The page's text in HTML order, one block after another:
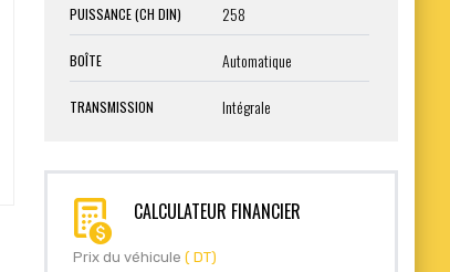
PUISSANCE (CH DIN) 258
BOÎTE Automatique
TRANSMISSION Intégrale
CALCULATEUR FINANCIER
Prix du véhicule ( DT)